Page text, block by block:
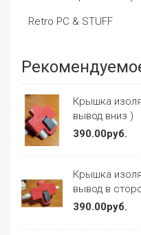
Retro PC & STUFF
Крышка
вывод вниз )
390.00руб.
Крышка
вывод в
390.00руб.